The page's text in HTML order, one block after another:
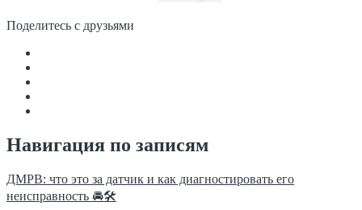
Поделитесь с друзьями
Навигация по записям
ДМРВ: что это за датчик и как диагностировать его
неисправность 🚘🛠